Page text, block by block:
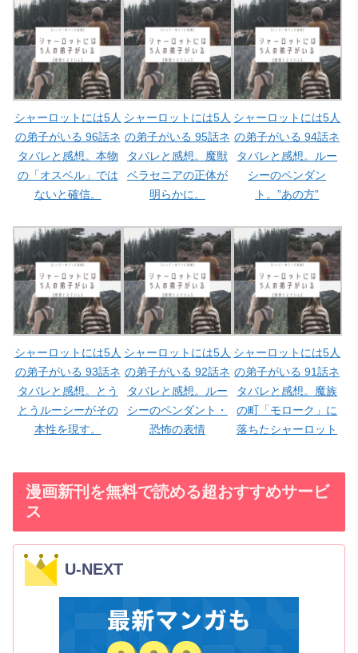
シャーロットには5人
の弟子がいる 96話ネ
タバレと感想。本物
の「オスベル」では
ないと確信。
シャーロットには5人
の弟子がいる 95話ネ
タバレと感想。魔獣
ベラセニアの正体が
明らかに。
シャーロットには5人
の弟子がいる 94話ネ
タバレと感想。ルー
シーのペンダン
ト。”あの方”
シャーロットには5人
の弟子がいる 93話ネ
タバレと感想。とう
とうルーシーがその
本性を現す。
シャーロットには5人
の弟子がいる 92話ネ
タバレと感想。ルー
シーのペンダント・
恐怖の表情
シャーロットには5人
の弟子がいる 91話ネ
タバレと感想。魔族
の町「モローク」に
落ちたシャーロット
漫画新刊を無料で読める超おすすめサービ
ス
U-NEXT